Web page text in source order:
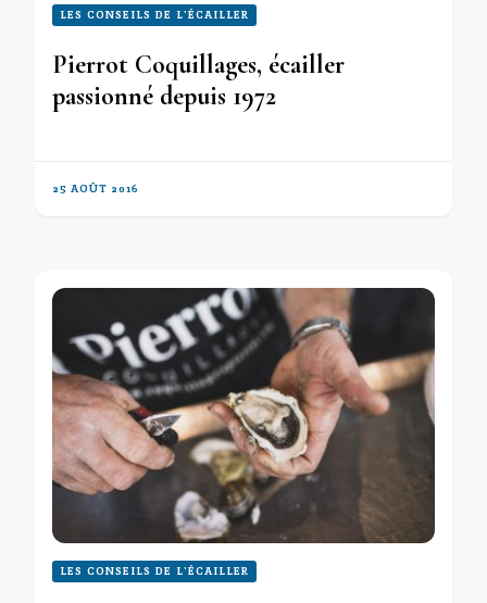
LES CONSEILS DE L'ÉCAILLER
Pierrot Coquillages, écailler
passionné depuis 1972
25 AOÛT 2016
LES CONSEILS DE L'ÉCAILLER